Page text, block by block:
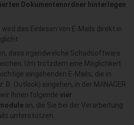
Dokumentenordner hinterlegen
das Einlesen von E-Mails direkt in
dass irgendwelche Schadsoftware
Um trotzdem eine Möglichkeit
eingehenden E-Mails, die in
B. Outlook) eingehen, in der MANAGER
Ihnen folgende vier
an, die Sie bei der Verarbeitung
unterstützen.